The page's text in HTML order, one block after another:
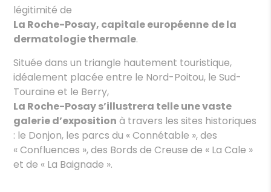
légitimité de
La Roche-Posay, capitale européenne de la
dermatologie thermale.
Située dans un triangle hautement touristique,
idéalement placée entre le Nord-Poitou, le Sud-
Touraine et le Berry,
La Roche-Posay s’illustrera telle une vaste
galerie d’exposition à travers les sites historiques
: le Donjon, les parcs du « Connétable », des
« Confluences », des Bords de Creuse de « La Cale »
et de « La Baignade ».